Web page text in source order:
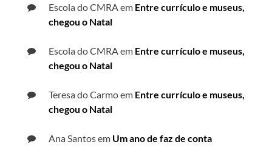
Escola do CMRA em Entre currículo e museus,
chegou o Natal
Escola do CMRA em Entre currículo e museus,
chegou o Natal
Teresa do Carmoem Entre currículo e museus,
chegou o Natal
Ana Santosem Um ano de faz de conta